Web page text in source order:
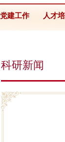
党建工作 人才
科研新闻